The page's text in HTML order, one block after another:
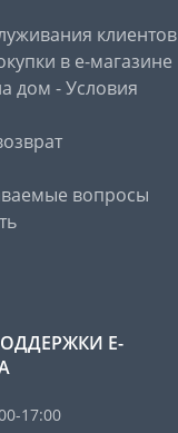
клиентов
в е-магазине
дом - Условия
вопросы
Е-
17:00